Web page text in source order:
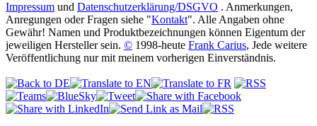
Impressum und Datenschutzerklärung/DSGVO . Anmerkungen,
Anregungen oder Fragen siehe "Kontakt". Alle Angaben ohne
Gewähr! Namen und Produktbezeichnungen können Eigentum der
jeweiligen Hersteller sein. © 1998-heute Frank Carius, Jede weitere
Veröffentlichung nur mit meinem vorherigen Einverständnis.